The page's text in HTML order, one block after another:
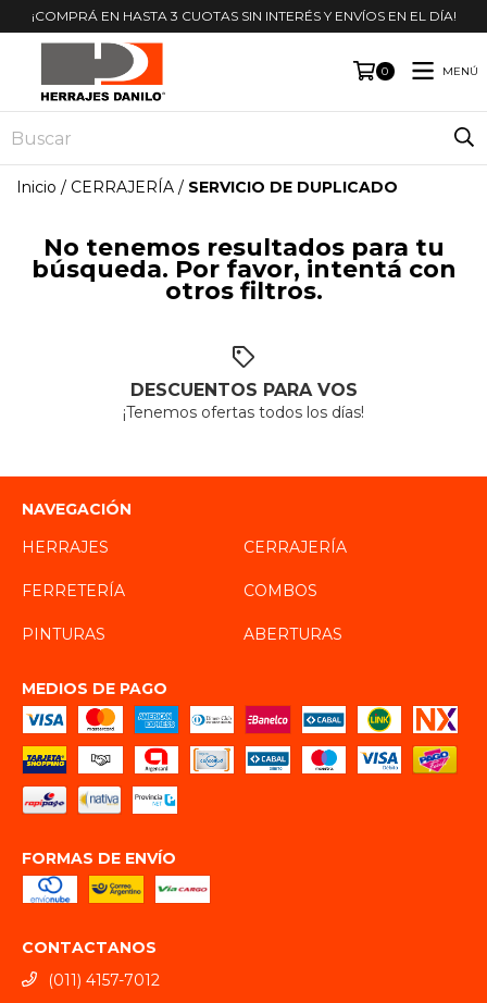
¡COMPRÁ EN HASTA 3 CUOTAS SIN INTERÉS Y ENVÍOS EN EL DÍA!
0 MENÚ
Inicio / CERRAJERÍA / SERVICIO DE DUPLICADO
No tenemos resultados para tu
búsqueda. Por favor, intentá con
otros filtros.
DESCUENTOS PARA VOS
¡Tenemos ofertas todos los días!
NAVEGACIÓN
HERRAJES
CERRAJERÍA
FERRETERÍA COMBOS
PINTURAS ABERTURAS
MEDIOS DE PAGO
FORMAS DE ENVÍO
CONTACTANOS
(011) 4157-7012